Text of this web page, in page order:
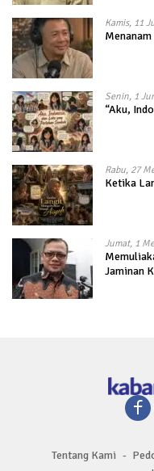
Kamis, 11
Senin, 1
“Aku,
Rabu, 27
Ketika
Jumat, 1
Jaminan
Tentang Kami